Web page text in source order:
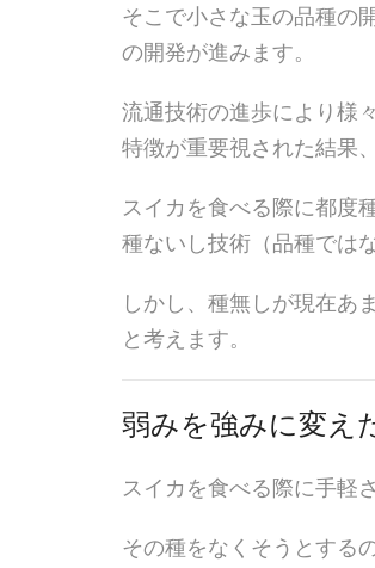
そこで小さな玉の品種の
の開発が進みます。
流通技術の進歩により様
特徴が重要視された結果
スイカを食べる際に都度
種ないし技術（品種では
しかし、種無しが現在あ
と考えます。
弱みを強みに変え
スイカを食べる際に手軽
その種をなくそうとする